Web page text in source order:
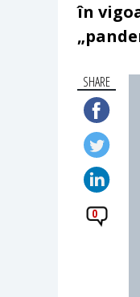
în
SHARE
0